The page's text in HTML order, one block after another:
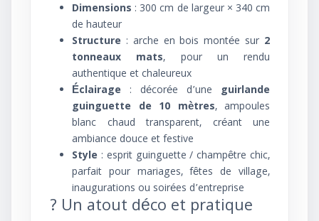
Dimensions : 300 cm de largeur × 340 cm
de hauteur
Structure : arche en bois montée sur 2
tonneaux mats, pour un rendu
authentique et chaleureux
Éclairage : décorée d’une guirlande
guinguette de 10 mètres, ampoules
blanc chaud transparent, créant une
ambiance douce et festive
Style : esprit guinguette / champêtre chic,
parfait pour mariages, fêtes de village,
inaugurations ou soirées d’entreprise
? Un atout déco et pratique